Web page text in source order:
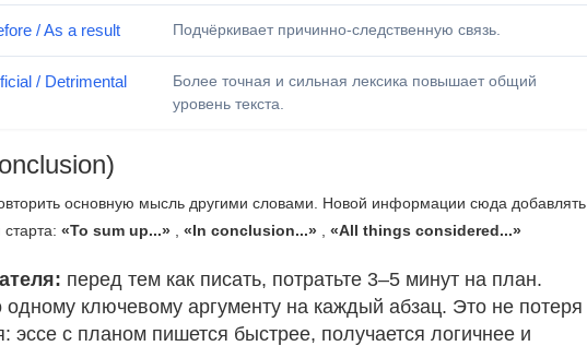
/ As a result Подчёркивает причинно-следственную связь.
/ Detrimental
Более точная и сильная лексика повышает общий
уровень текста.
основную мысль другими словами. Новой информации сюда добавлять
«To sum up...» «In conclusion...» «All things considered...»
перед тем как писать, потратьте 3–5 минут на план.
одному ключевому аргументу на каждый абзац. Это не потеря
эссе с планом пишется быстрее, получается логичнее и